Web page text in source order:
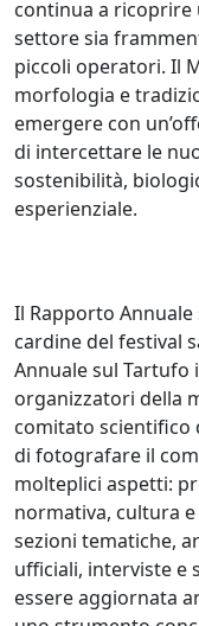
continua a
settore sia
piccoli operatori. Il
morfologia e
emergere con
di intercettare le
sostenibilità,
esperienziale.
Il Rapporto
cardine del festival
Annuale sul Tartufo
organizzatori della
comitato scientifico
di fotografare il
molteplici aspetti:
normativa, cultura
sezioni tematiche,
ufficiali, interviste e
essere aggiornata